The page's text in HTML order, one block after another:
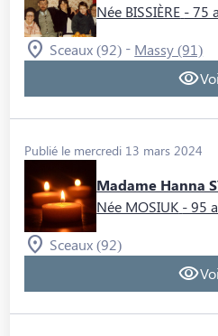
Née BISSIÈRE - 75
Sceaux (92) - Massy (91)
Publié le mercredi 13 mars 2024
Madame Hanna
Née MOSIUK - 95
Sceaux (92)